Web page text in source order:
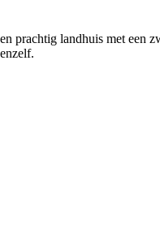
prachtig landhuis met een